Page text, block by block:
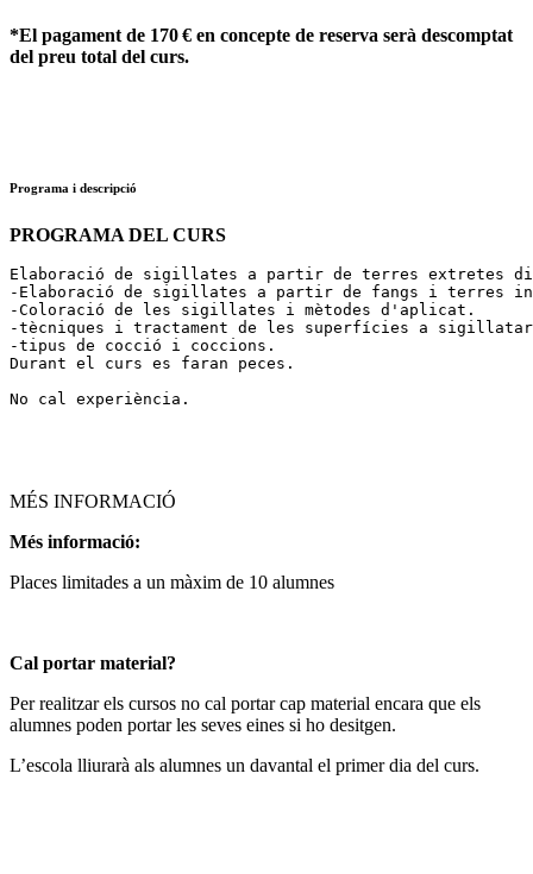
*El pagament de 170 € en concepte de reserva serà descomptat
del preu total del curs.
Programa i descripció
PROGRAMA DEL CURS
Elaboració de sigillates a partir de terres extretes
-Elaboració de sigillates a partir de fangs i terres
-Coloració de les sigillates i mètodes d'aplicat.
-tècniques i tractament de les superfícies a
-tipus de cocció i coccions.
Durant el curs es faran peces.
No cal experiència.
MÉS INFORMACIÓ
Més informació:
Places limitades a un màxim de 10 alumnes
Cal portar material?
Per realitzar els cursos no cal portar cap material encara que els
alumnes poden portar les seves eines si ho desitgen.
L’escola lliurarà als alumnes un davantal el primer dia del curs.